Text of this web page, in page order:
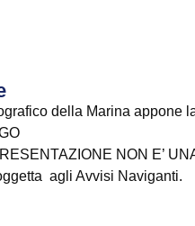
della Marina appone
NON E’
agli Avvisi Naviganti.